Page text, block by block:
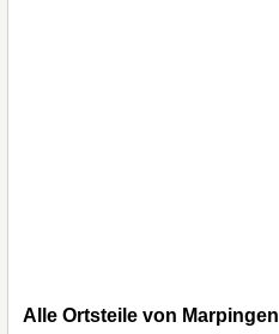
Alle Ortsteile von Marpingen